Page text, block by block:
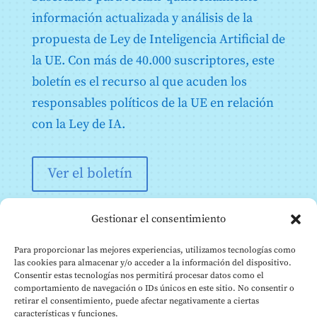
Gestionar el consentimiento
Para proporcionar las mejores experiencias, utilizamos tecnologías como
las cookies para almacenar y/o acceder a la información del dispositivo.
Consentir estas tecnologías nos permitirá procesar datos como el
comportamiento de navegación o IDs únicos en este sitio. No consentir o
retirar el consentimiento, puede afectar negativamente a ciertas
características y funciones.
Anexo IX: Información que debe presentarse al
registrar los sistemas de IA de alto riesgo enumerados
en el anexo III en relación con las pruebas en
condiciones reales de conformidad con el artículo 60
Anexo X: Actos legislativos de la Unión sobre
de libertad, seguridad y justicia
Anexo XI: Documentación técnica a que se refiere la
letra a) del apartado 1 del artículo 53 - Documentación
técnica para proveedores de modelos de IA de
Anexo XII: Información sobre transparencia a que se
refiere el artículo 53, apartado 1, letra b) -
de IA de propósito general a proveedores intermedios
que integren el modelo en su sistema de IA
modelos de IA de propósito general con riesgo
sistémico a que se refiere el artículo 51
información actualizada y análisis de la
propuesta de Ley de Inteligencia Artificial de
la UE. Con más de 40.000 suscriptores, este
boletín es el recurso al que acuden los
responsables políticos de la UE en relación
con la Ley de IA.
Ver el boletín